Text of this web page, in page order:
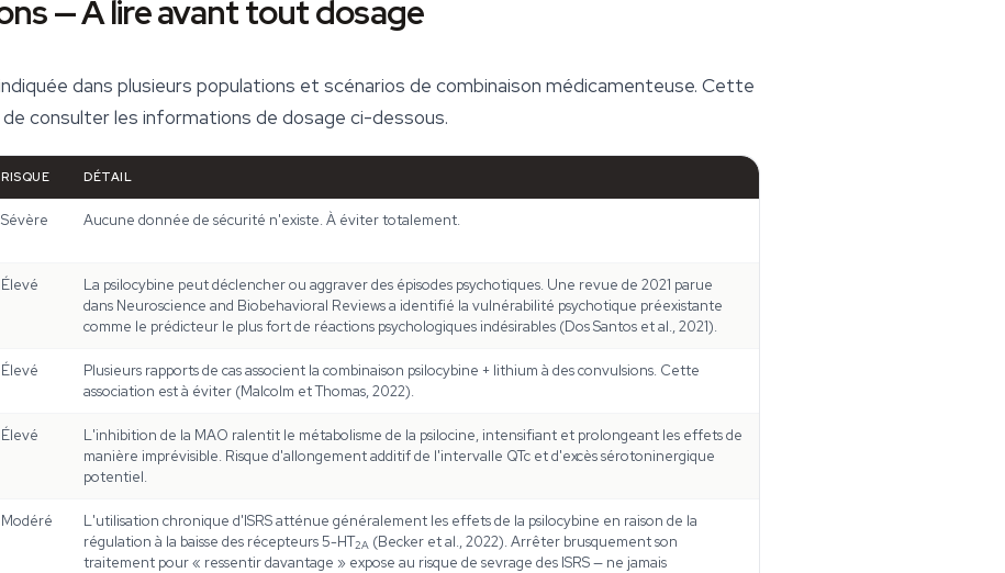
— À lire avant tout dosage
dans plusieurs populations et scénarios de combinaison médicamenteuse. Cette
consulter les informations de dosage ci-dessous.
RISQUE DÉTAIL
Sévère Aucune donnée de sécurité n'existe. À éviter totalement.
Élevé
La psilocybine peut déclencher ou aggraver des épisodes psychotiques. Une revue de 2021 parue
dans Neuroscience and Biobehavioral Reviewsa identifié la vulnérabilité psychotique préexistante
comme le prédicteur le plus fort de réactions psychologiques indésirables (Dos Santos et al., 2021).
Élevé
Plusieurs rapports de cas associent la combinaison psilocybine + lithium à des convulsions. Cette
association est à éviter (Malcolm et Thomas, 2022).
Élevé
L'inhibition de la MAO ralentit le métabolisme de la psilocine, intensifiant et prolongeant les effets de
manière imprévisible. Risque d'allongement additif de l'intervalle QTc et d'excès sérotoninergique
potentiel.
Modéré
L'utilisation chronique d'ISRS atténue généralement les effets de la psilocybine en raison de la
régulation à la baisse des récepteurs 5-HT2A (Becker et al., 2022). Arrêter brusquement son
traitement pour « ressentir davantage » expose au risque de sevrage des ISRS — ne jamais